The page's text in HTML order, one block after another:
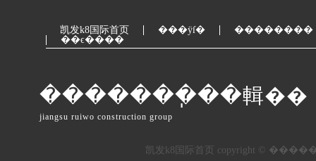
凯发k8国际首页 ���ÿſ�
��������
��ϵ����
�������ֽ��輯��
jiangsu ruiwo construction group